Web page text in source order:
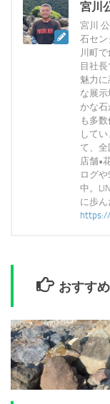
宮川
宮川
石セン
川町
目社
魅力
な展
かな石
も多
して
て、全
店舗•
ログ
中。
に歩
おすすめ